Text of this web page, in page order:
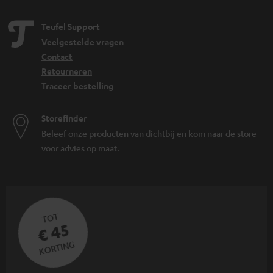
Teufel Support
Veelgestelde vragen
Contact
Retourneren
Traceer bestelling
Storefinder
Beleef onze producten van dichtbij en kom naar de store
voor advies op maat.
TOT
€ 45
KORTING